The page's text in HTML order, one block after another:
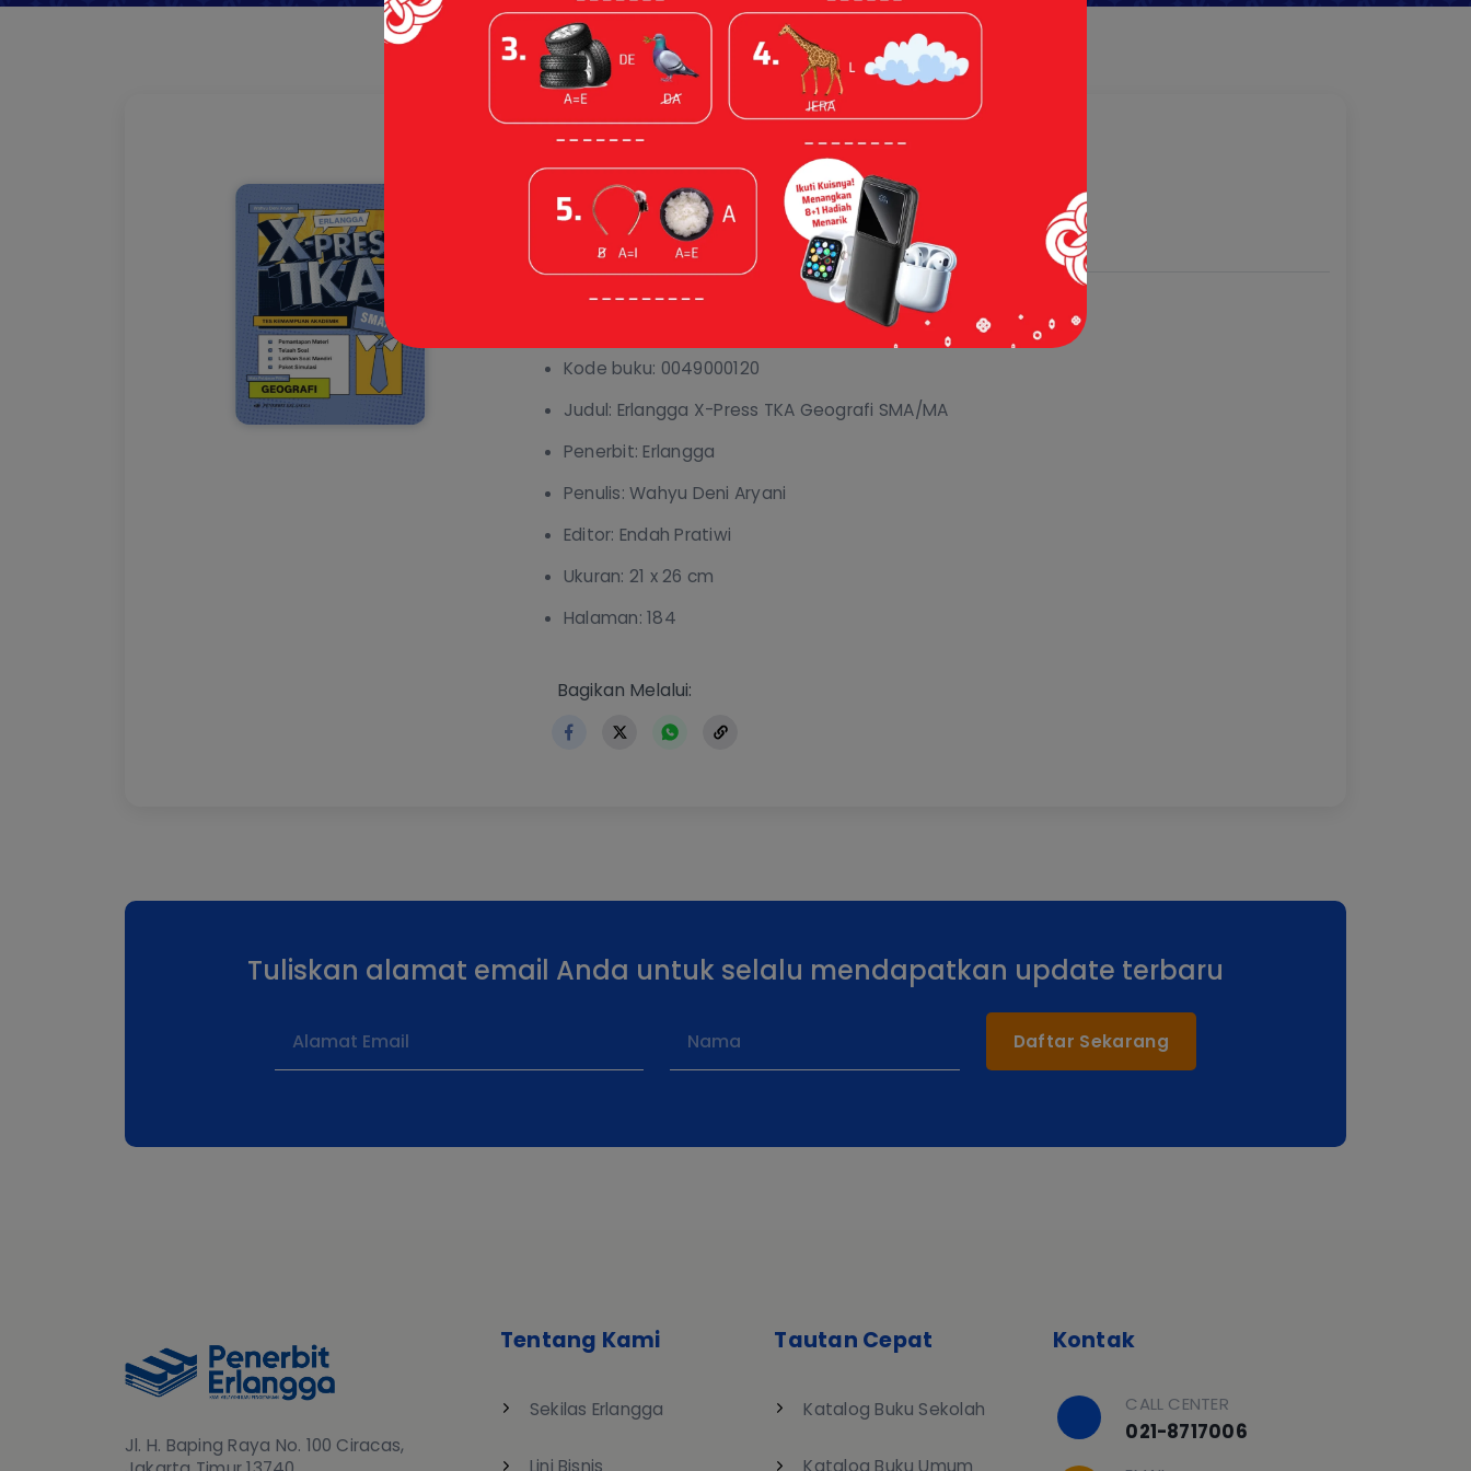
Erlangga X-Press TKA Geografi SMA/MA
18 Aug 2025
Spesifikasi
Kode buku: 0049000120
Judul: Erlangga X-Press TKA Geografi SMA/MA
Penerbit: Erlangga
Penulis: Wahyu Deni Aryani
Editor: Endah Pratiwi
Ukuran: 21 x 26 cm
Halaman: 184
https://www.erlangga.co.id/buku-terbaru/0049000120
Bagikan Melalui:
Tuliskan alamat email Anda untuk selalu mendapatkan update terbaru
Daftar Sekarang
Jl. H. Baping Raya No. 100 Ciracas,
Tentang Kami
Sekilas Erlangga
Tautan Cepat
Katalog Buku Sekolah
Kontak
CALL CENTER
021-8717006